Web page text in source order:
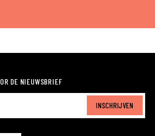
DE NIEUWSBRIEF
INSCHRIJVEN